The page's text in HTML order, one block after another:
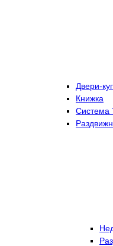
Двери-
Книжка
Система